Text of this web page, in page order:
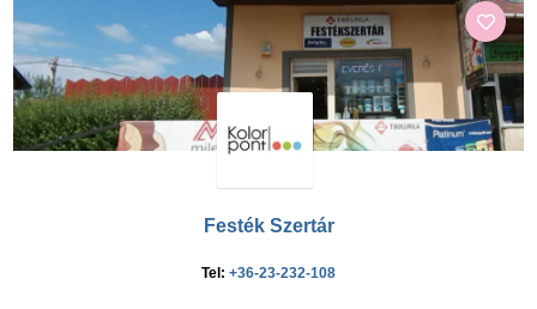
Festék Szertár
Tel: +36-23-232-108